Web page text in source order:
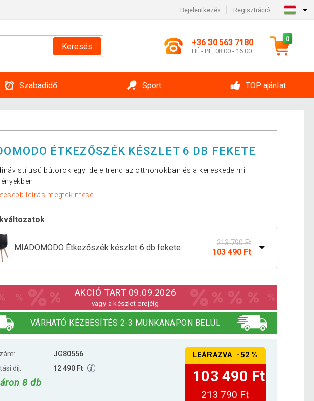
Bejelentkezés Regisztráció
Keresés +36 30 563 7180
HÉ - PÉ, 08:00 - 16:00
0
Szabadidő Sport TOP ajánlat
ÉTKEZŐSZÉK KÉSZLET 6 DB FEKETE
stílusú bútorok egy ideje trend az otthonokban és a kereskedelmi
leírás megtekintése
MIADOMODO Étkezőszék készlet 6 db fekete 213 790 Ft
103 490 Ft
103 490 Ft
MIADOMODO Étkezőszék készlet 6 db szürke 212 990 Ft
103 490 Ft
AKCIÓ TART 09.09.2026
vagy a készlet erejéig
VÁRHATÓ KÉZBESÍTÉS 2-3 MUNKANAPON BELÜL
JG80556
díj:
12 490 Ft
8 db
LEÁRAZVA -52 %
103 490 Ft
213 790 Ft